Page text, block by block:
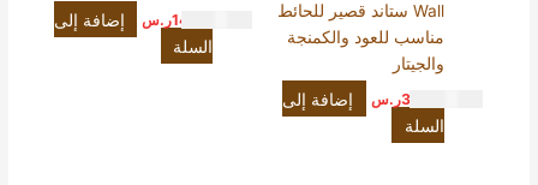
Wall ستاند قصير للحائط
مناسب للعود والكمنجة
والجيتار
35.00ر.س
إضافة إلى
السلة
14.00ر.س
إضافة إلى
السلة